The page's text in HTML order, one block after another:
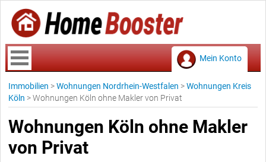
Mein Konto
Immobilien >Wohnungen Nordrhein-Westfalen >Wohnungen Kreis
Köln >Wohnungen Köln ohne Makler von Privat
Wohnungen Köln ohne Makler
von Privat